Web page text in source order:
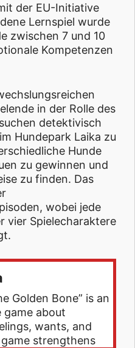
der EU-Initiative
Lernspiel wurde
zwischen 7 und 10
Kompetenzen
in der Rolle des
detektivisch
Hundepark Laika zu
Hunde
zu gewinnen und
zu finden. Das
wobei jede
vier Spielecharaktere
Golden Bone” is an
game about
wants, and
strengthens